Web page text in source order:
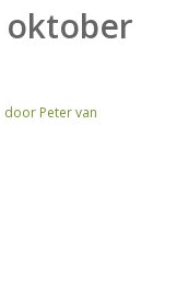
oktober
door Peter van